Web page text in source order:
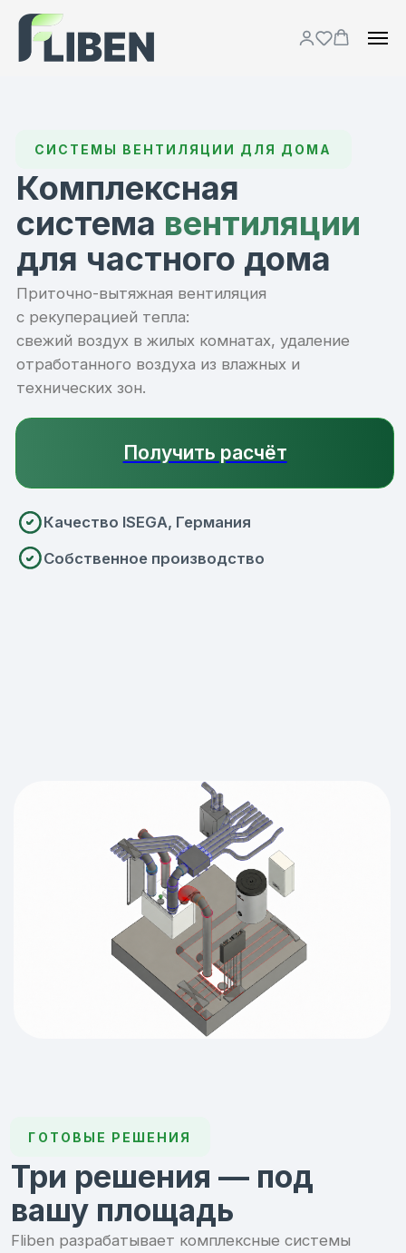
система вентиляции
для частного дома
с рекуперацией тепла:
отработанного воздуха из влажных и
технических зон.
Получить расчёт
Качество ISEGA, Германия
Три решения — под
вашу площадь
Fliben разрабатывает комплексные системы
вентиляции для частных домов. Каждое решение
включает инженерный расчёт, подбор
оборудования, воздуховодов,
распределительных элементов и диффузоров —
под конкретный дом.
Предлагаем вам варианты для трех самых
распространенных площадей домов: 100, 150
Дом 100 м²